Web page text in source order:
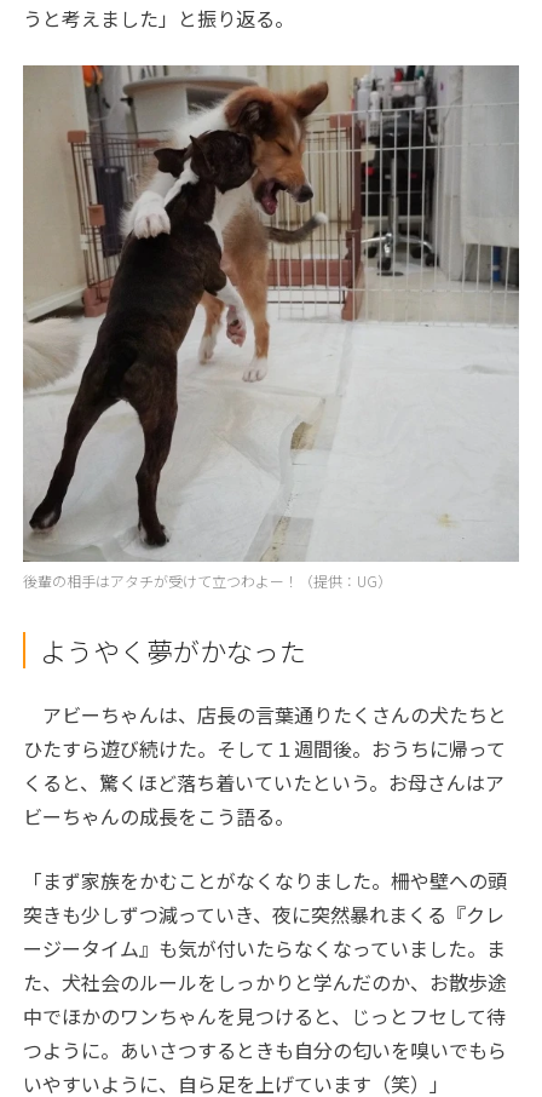
うと考えました」と振り返る。
後輩の相手はアタチが受けて立つわよー！（提供：UG）
ようやく夢がかなった
アビーちゃんは、店長の言葉通りたくさんの犬たちと
ひたすら遊び続けた。そして１週間後。おうちに帰って
くると、驚くほど落ち着いていたという。お母さんはア
ビーちゃんの成長をこう語る。
「まず家族をかむことがなくなりました。柵や壁への頭
突きも少しずつ減っていき、夜に突然暴れまくる『クレ
ージータイム』も気が付いたらなくなっていました。ま
た、犬社会のルールをしっかりと学んだのか、お散歩途
中でほかのワンちゃんを見つけると、じっとフセして待
つように。あいさつするときも自分の匂いを嗅いでもら
いやすいように、自ら足を上げています（笑）」